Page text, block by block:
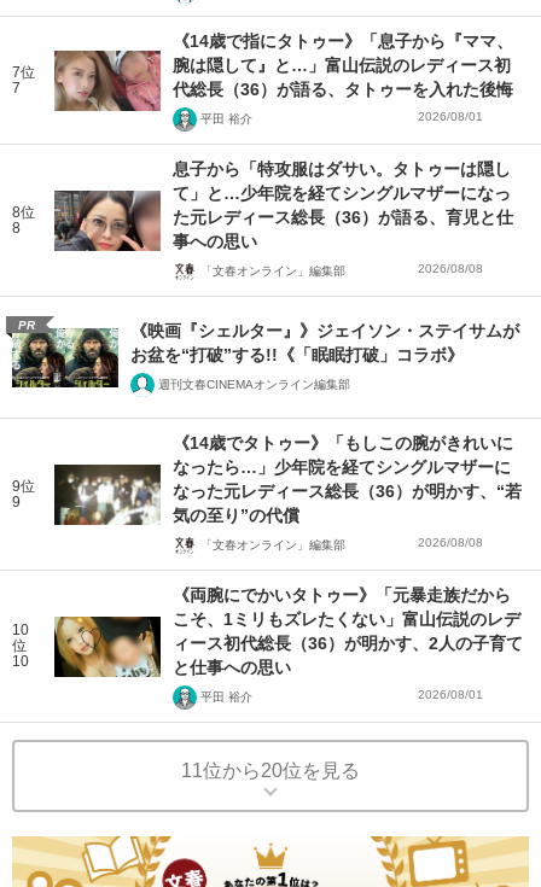
7位
7
《14歳で指にタトゥー》「息子から『ママ、
腕は隠して』と…」富山伝説のレディース初
代総長（36）が語る、タトゥーを入れた後悔
平田 裕介 2026/08/01
8位
8
息子から「特攻服はダサい。タトゥーは隠し
て」と…少年院を経てシングルマザーになっ
た元レディース総長（36）が語る、育児と仕
事への思い
「文春オンライン」編集部 2026/08/08
PR
《映画『シェルター』》ジェイソン・ステイサムが
お盆を“打破”する!!《「眠眠打破」コラボ》
週刊文春CINEMAオンライン編集部
9位
9
《14歳でタトゥー》「もしこの腕がきれいに
なったら…」少年院を経てシングルマザーに
なった元レディース総長（36）が明かす、“若
気の至り”の代償
「文春オンライン」編集部 2026/08/08
10
位
10
《両腕にでかいタトゥー》「元暴走族だから
こそ、1ミリもズレたくない」富山伝説のレデ
ィース初代総長（36）が明かす、2人の子育て
と仕事への思い
平田 裕介 2026/08/01
11位から20位を見る